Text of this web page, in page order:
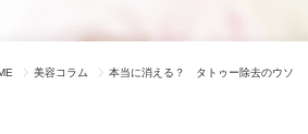
美容コラム
本当に消える？ タトゥー除去のウソ